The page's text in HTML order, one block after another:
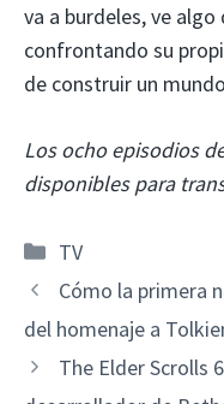
va a burdeles, ve
confrontando su
de construir un
Los ocho episodios
disponibles para
Categorías
TV
Cómo la primera
del homenaje a
The Elder Scrolls